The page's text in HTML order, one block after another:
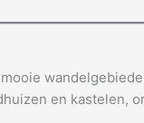
en kastelen,